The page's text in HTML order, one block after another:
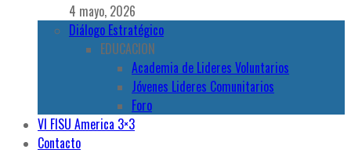
4 mayo, 2026
Diálogo Estratégico
EDUCACION
Academia de Lideres Voluntarios
Jóvenes Lideres Comunitarios
Foro
VI FISU America 3×3
Contacto